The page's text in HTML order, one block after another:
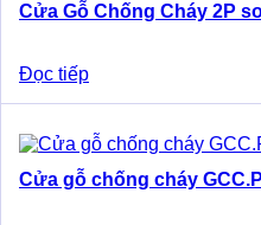
Cửa Gỗ Chống Cháy 2P
Đọc tiếp
Cửa gỗ chống cháy